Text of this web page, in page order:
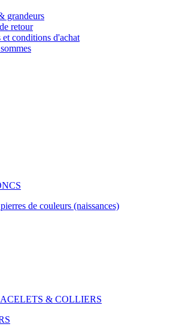
grandeurs
retour
et conditions d'achat
de couleurs (naissances)
& COLLIERS